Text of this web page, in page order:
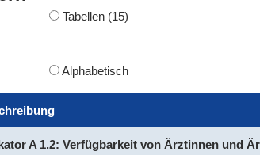
Tabellen (15)
Alphabetisch
A 1.2: Verfügbarkeit von Ärztinnen und